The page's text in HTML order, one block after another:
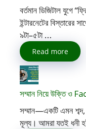
বর্তমান ডিজিটাল যুগে
ইন্টারনেটের বিস্তারের
৯টা–৫টা ...
Read more
সম্মান নিয়ে উক্তি ও
সম্মান—একটি এমন
মূল্য। আমরা যতই ধনী